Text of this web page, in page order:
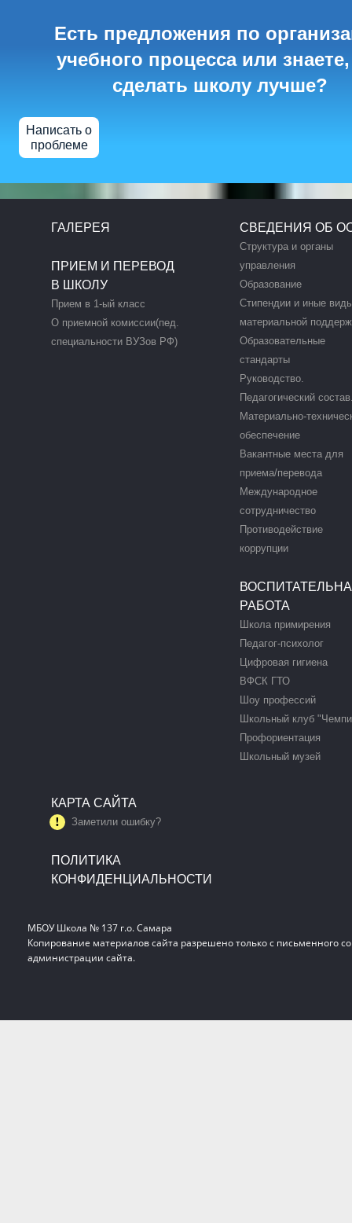
Есть предложения по
учебного процесса или знаете,
сделать школу лучше?
Написать о
проблеме
ГАЛЕРЕЯ
ПРИЕМ И ПЕРЕВОД
В ШКОЛУ
Прием в 1-ый класс
О приемной комиссии(пед.
специальности ВУЗов РФ)
СВЕДЕНИЯ ОБ
Структура и органы
управления
Образование
Стипендии и иные
материальной
Образовательные
стандарты
Руководство.
Педагогический
Материально-
обеспечение
Вакантные места для
приема/перевода
Международное
сотрудничество
Противодействие
коррупции
РАБОТА
Школа примирения
Педагог-психолог
Цифровая гигиена
ВФСК ГТО
Шоу профессий
Школьный клуб
Профориентация
Школьный музей
КАРТА САЙТА
Заметили ошибку?
ПОЛИТИКА
КОНФИДЕНЦИАЛЬНОСТИ
МБОУ Школа № 137 г.о. Самара
Копирование материалов сайта разрешено только с письменного
администрации сайта.